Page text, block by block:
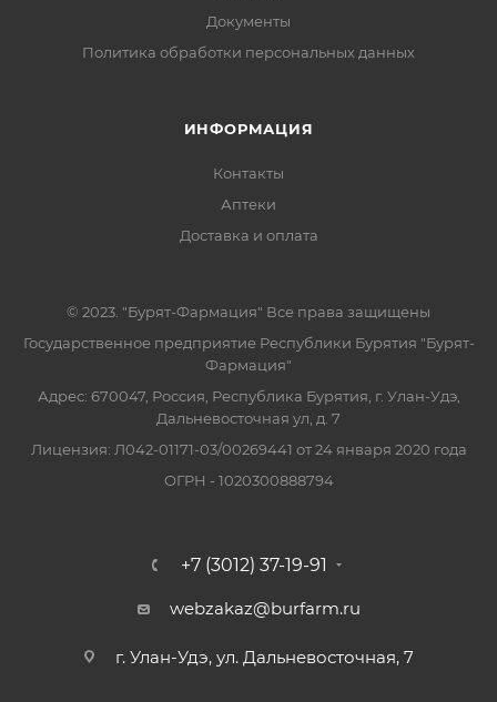
Документы
Политика обработки персональных данных
ИНФОРМАЦИЯ
Контакты
Аптеки
Доставка и оплата
© 2023. "Бурят-Фармация" Все права защищены
Государственное предприятие Республики Бурятия "Бурят-
Фармация"
Адрес: 670047, Россия, Республика Бурятия, г. Улан-Удэ,
Дальневосточная ул, д. 7
Лицензия: Л042-01171-03/00269441 от 24 января 2020 года
ОГРН - 1020300888794
+7 (3012) 37-19-91
webzakaz@burfarm.ru
г. Улан-Удэ, ул. Дальневосточная, 7